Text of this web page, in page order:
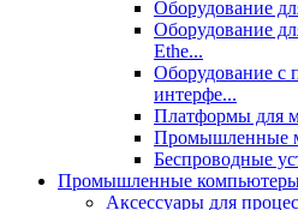
Оборудование
Оборудование
Ethe...
Оборудование с
интерфе...
Платформы для
Промышленные
Беспроводные
Промышленные
Аксессуары для